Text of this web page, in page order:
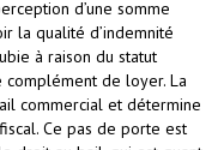
d’une somme
la qualité d’indemnité
à raison du statut
de loyer. La
commercial et détermine
Ce pas de porte est